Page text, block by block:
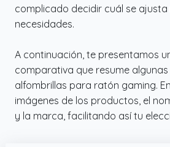
complicado decidir cuál se
necesidades.
A continuación, te presentamos
comparativa que resume
alfombrillas para ratón gaming.
imágenes de los productos, el
y la marca, facilitando así tu